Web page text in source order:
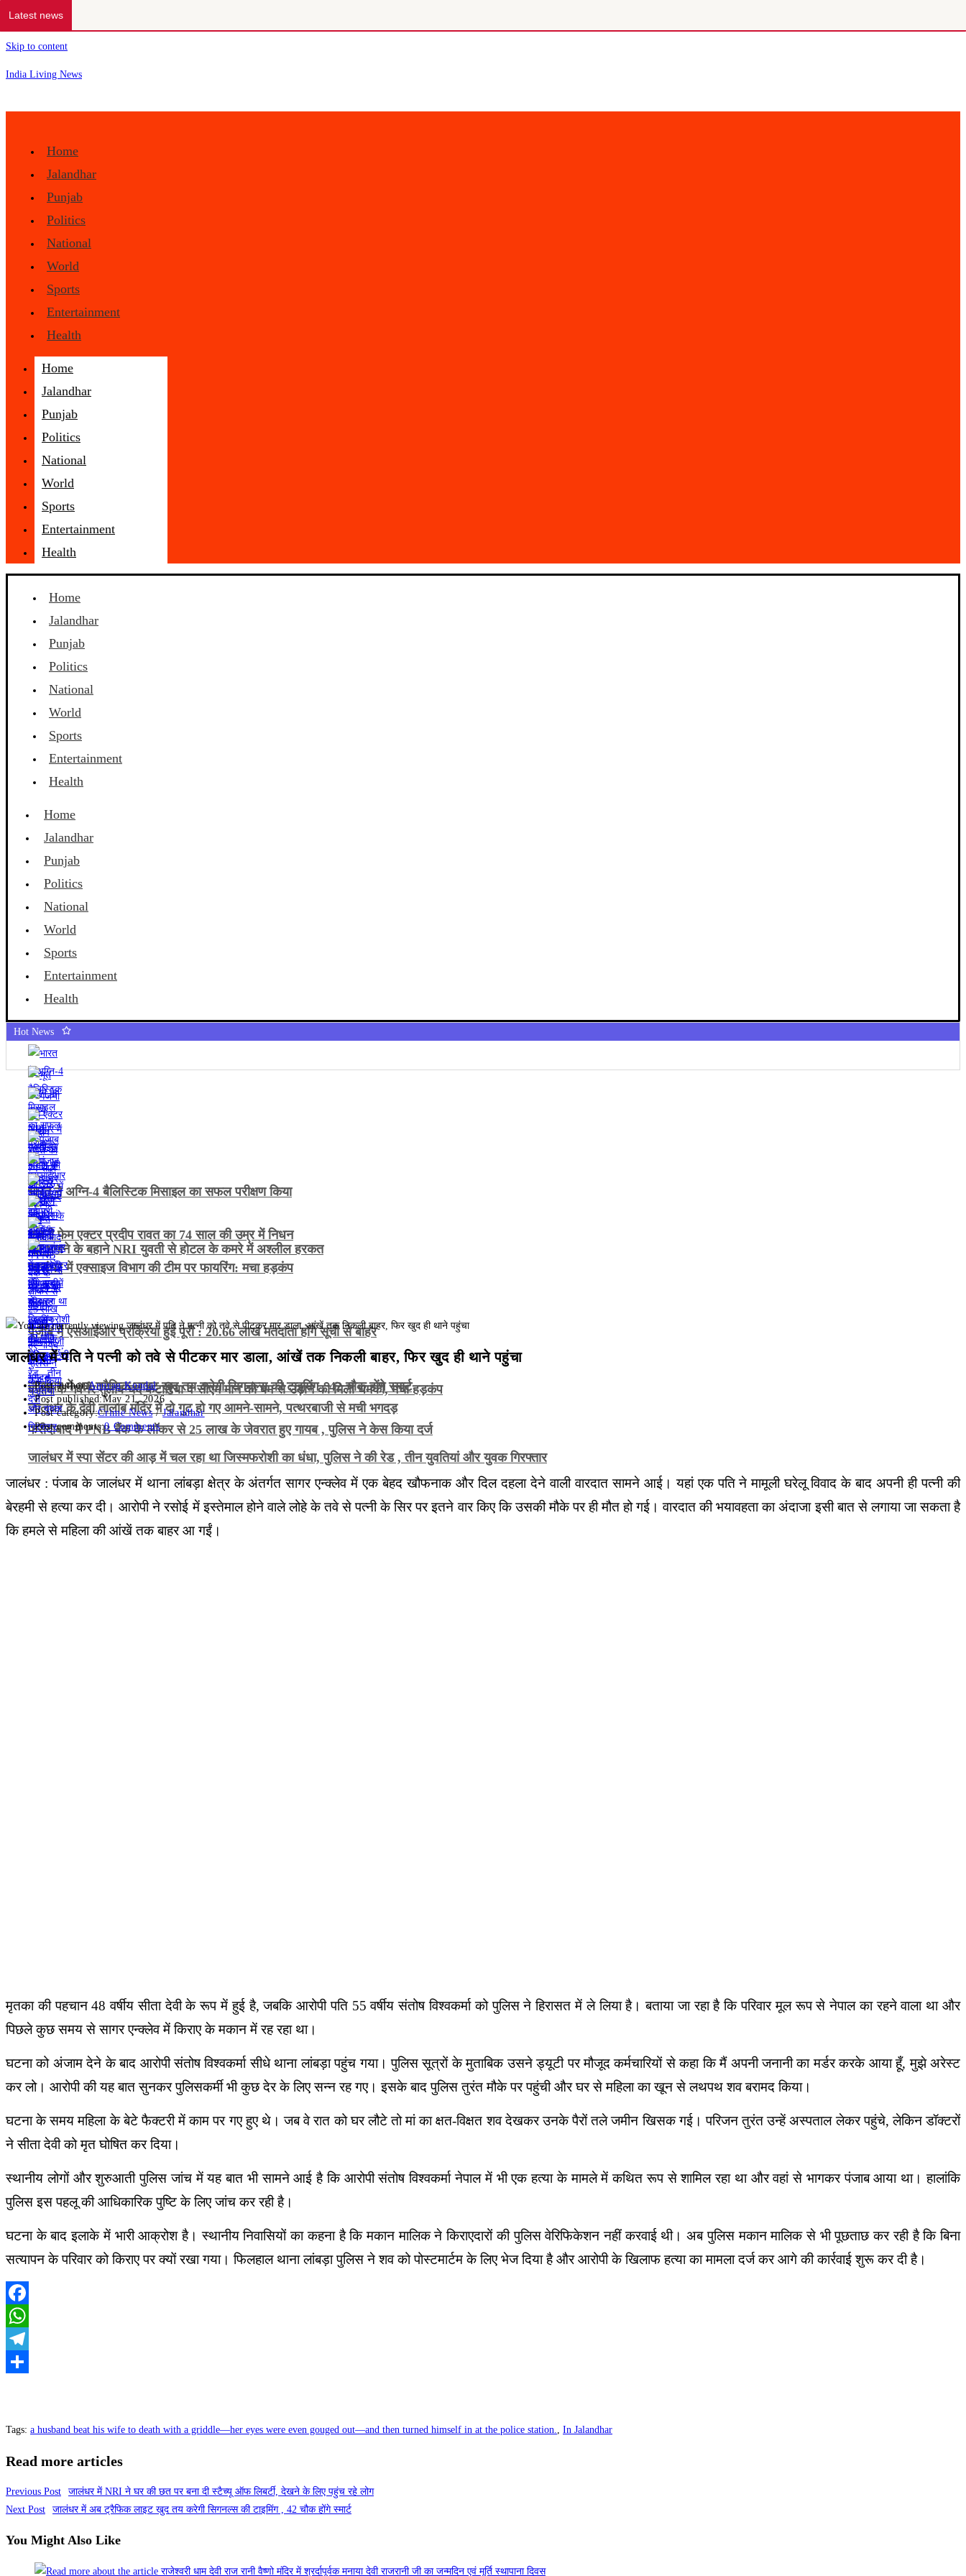
Latest news
Skip to content
India Living News
Home
Jalandhar
Punjab
Politics
National
World
Sports
Entertainment
Health
Home
Jalandhar
Punjab
Politics
National
World
Sports
Entertainment
Health
Home
Jalandhar
Punjab
Politics
National
World
Sports
Entertainment
Health
Home
Jalandhar
Punjab
Politics
National
World
Sports
Entertainment
Health
Hot News
भारत ने अग्नि-4 बैलिस्टिक मिसाइल का सफल परीक्षण किया
भूत भगाने के बहाने NRI युवती से होटल के कमरे में अश्लील हरकत
गजनी फेम एक्टर प्रदीप रावत का 74 साल की उम्र में निधन
जालंधर में एक्साइज विभाग की टीम पर फायरिंग: मचा हड़कंप
पंजाब में एसआईआर प्रक्रिया हुई पूरी : 20.66 लाख मतदाता होंगे सूची से बाहर
पंजाब के गवर्नर गुलाब चंद कटारिया व सीएम मान को बम से उड़ाने की मिली धमकी, मचा हड़कंप
जालंधर में अब ट्रैफिक लाइट खुद तय करेगी सिगनल्स की टाइमिंग , 42 चौक होंगे स्मार्ट
जालंधर के देवी तालाब मंदिर में दो गुट हो गए आमने-सामने, पत्थरबाजी से मची भगदड़
फरीदाबाद में PNB बैंक के लॉकर से 25 लाख के जेवरात हुए गायब , पुलिस ने केस किया दर्ज
जालंधर में स्पा सेंटर की आड़ में चल रहा था जिस्मफरोशी का धंधा, पुलिस ने की रेड , तीन युवतियां और युवक गिरफ्तार
जालंधर में पति ने पत्नी को तवे से पीटकर मार डाला, आंखें तक निकली बाहर, फिर खुद ही थाने पहुंचा
Post author:Anurag Kondal
Post published:May 21, 2026
Post category:Crime News / Jalandhar
Post comments:0 Comments
जालंधर : पंजाब के जालंधर में थाना लांबड़ा क्षेत्र के अंतर्गत सागर एन्क्लेव में एक बेहद खौफनाक और दिल दहला देने वाली वारदात सामने आई। यहां एक पति ने मामूली घरेलू विवाद के बाद अपनी ही पत्नी की
बेरहमी से हत्या कर दी। आरोपी ने रसोई में इस्तेमाल होने वाले लोहे के तवे से पत्नी के सिर पर इतने वार किए कि उसकी मौके पर ही मौत हो गई। वारदात की भयावहता का अंदाजा इसी बात से लगाया जा सकता है
कि हमले से महिला की आंखें तक बाहर आ गईं।
मृतका की पहचान 48 वर्षीय सीता देवी के रूप में हुई है, जबकि आरोपी पति 55 वर्षीय संतोष विश्वकर्मा को पुलिस ने हिरासत में ले लिया है। बताया जा रहा है कि परिवार मूल रूप से नेपाल का रहने वाला था और
पिछले कुछ समय से सागर एन्क्लेव में किराए के मकान में रह रहा था।
घटना को अंजाम देने के बाद आरोपी संतोष विश्वकर्मा सीधे थाना लांबड़ा पहुंच गया। पुलिस सूत्रों के मुताबिक उसने ड्यूटी पर मौजूद कर्मचारियों से कहा कि मैं अपनी जनानी का मर्डर करके आया हूँ, मुझे अरेस्ट
कर लो। आरोपी की यह बात सुनकर पुलिसकर्मी भी कुछ देर के लिए सन्न रह गए। इसके बाद पुलिस तुरंत मौके पर पहुंची और घर से महिला का खून से लथपथ शव बरामद किया।
घटना के समय महिला के बेटे फैक्टरी में काम पर गए हुए थे। जब वे रात को घर लौटे तो मां का क्षत-विक्षत शव देखकर उनके पैरों तले जमीन खिसक गई। परिजन तुरंत उन्हें अस्पताल लेकर पहुंचे, लेकिन डॉक्टरों
ने सीता देवी को मृत घोषित कर दिया।
स्थानीय लोगों और शुरुआती पुलिस जांच में यह बात भी सामने आई है कि आरोपी संतोष विश्वकर्मा नेपाल में भी एक हत्या के मामले में कथित रूप से शामिल रहा था और वहां से भागकर पंजाब आया था। हालांकि
पुलिस इस पहलू की आधिकारिक पुष्टि के लिए जांच कर रही है।
घटना के बाद इलाके में भारी आक्रोश है। स्थानीय निवासियों का कहना है कि मकान मालिक ने किराएदारों की पुलिस वेरिफिकेशन नहीं करवाई थी। अब पुलिस मकान मालिक से भी पूछताछ कर रही है कि बिना
सत्यापन के परिवार को किराए पर क्यों रखा गया। फिलहाल थाना लांबड़ा पुलिस ने शव को पोस्टमार्टम के लिए भेज दिया है और आरोपी के खिलाफ हत्या का मामला दर्ज कर आगे की कार्रवाई शुरू कर दी है।
Facebook
WhatsApp
Telegram
Tags: a husband beat his wife to death with a griddle—her eyes were even gouged out—and then turned himself in at the police station., In Jalandhar
Read more articles
Previous Post
जालंधर में NRI ने घर की छत पर बना दी स्टैच्यू ऑफ लिबर्टी, देखने के लिए पहुंच रहे लोग
Next Post
जालंधर में अब ट्रैफिक लाइट खुद तय करेगी सिगनल्स की टाइमिंग , 42 चौक होंगे स्मार्ट
You Might Also Like